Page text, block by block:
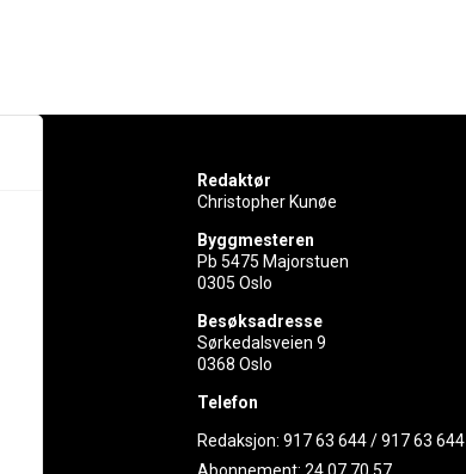
Redaktør
Christopher Kunøe
Byggmesteren
Pb 5475 Majorstuen
0305 Oslo
Besøksadresse
Sørkedalsveien 9
0368 Oslo
Telefon
Redaksjon:917 63 644/917 63 644